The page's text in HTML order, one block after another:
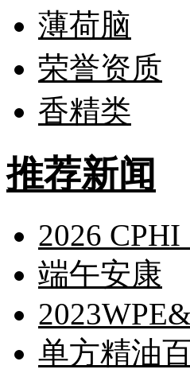
薄荷脑
荣誉资质
香精类
推荐新闻
2026 CPHI
端午安康
单方精油